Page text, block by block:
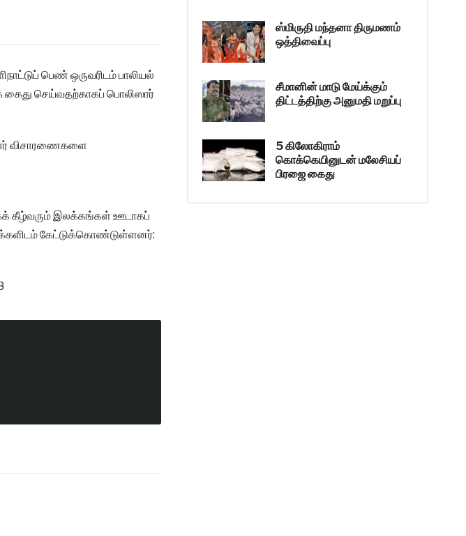
பெண் ஒருவரிடம் பாலியல்
கைது செய்வதற்காகப் பொலிஸார்
விசாரணைகளை
கீழ்வரும் இலக்கங்கள் ஊடாகப்
கேட்டுக்கொண்டுள்ளனர்:
ஸ்மிருதி மந்தனா திருமணம்
ஒத்திவைப்பு
சீமானின் மாடு மேய்க்கும்
திட்டத்திற்கு அனுமதி மறுப்பு
5 கிலோகிராம்
கொக்கெயினுடன் மலேசியப்
பிரஜை கைது